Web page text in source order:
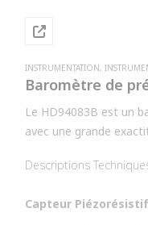
INSTRUMENTATION,
Baromètre de
Le HD94083B est un
avec une grande
Ce dispositif est idéal
Descriptions
Capteur Piézorésistif